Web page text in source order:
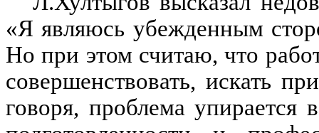
«Я являюсь убежденным
Но при этом считаю, что
совершенствовать, искать
говоря, проблема упирается